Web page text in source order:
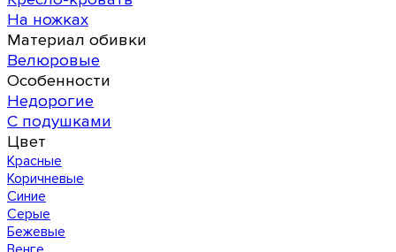
На ножках
Материал обивки
Велюровые
Особенности
Недорогие
С подушками
Цвет
Красные
Коричневые
Синие
Серые
Бежевые